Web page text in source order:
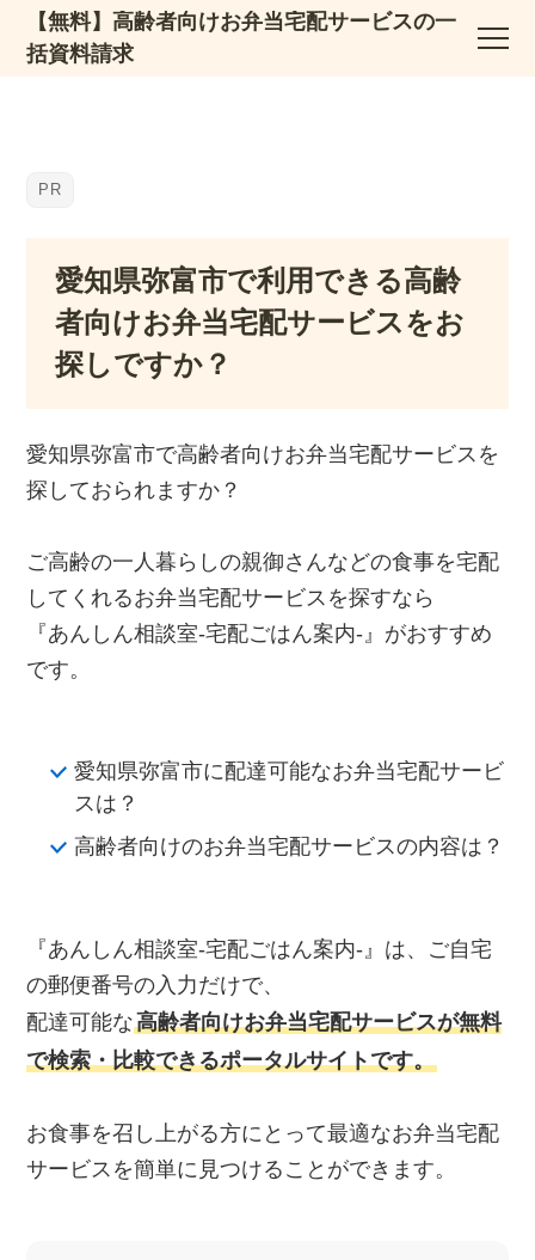
【無料】高齢者向けお弁当宅配サービスの一
括資料請求
愛知県弥富市で利用できる高齢
者向けお弁当宅配サービスをお
探しですか？
愛知県弥富市で高齢者向けお弁当宅配サービスを
探しておられますか？
ご高齢の一人暮らしの親御さんなどの食事を宅配
してくれるお弁当宅配サービスを探すなら
『あんしん相談室‐宅配ごはん案内‐』がおすすめ
です。
愛知県弥富市に配達可能なお弁当宅配サービ
スは？
高齢者向けのお弁当宅配サービスの内容は？
『あんしん相談室‐宅配ごはん案内‐』は、ご自宅
の郵便番号の入力だけで、
配達可能な高齢者向けお弁当宅配サービスが無料
で検索・比較できるポータルサイトです。
お食事を召し上がる方にとって最適なお弁当宅配
サービスを簡単に見つけることができます。